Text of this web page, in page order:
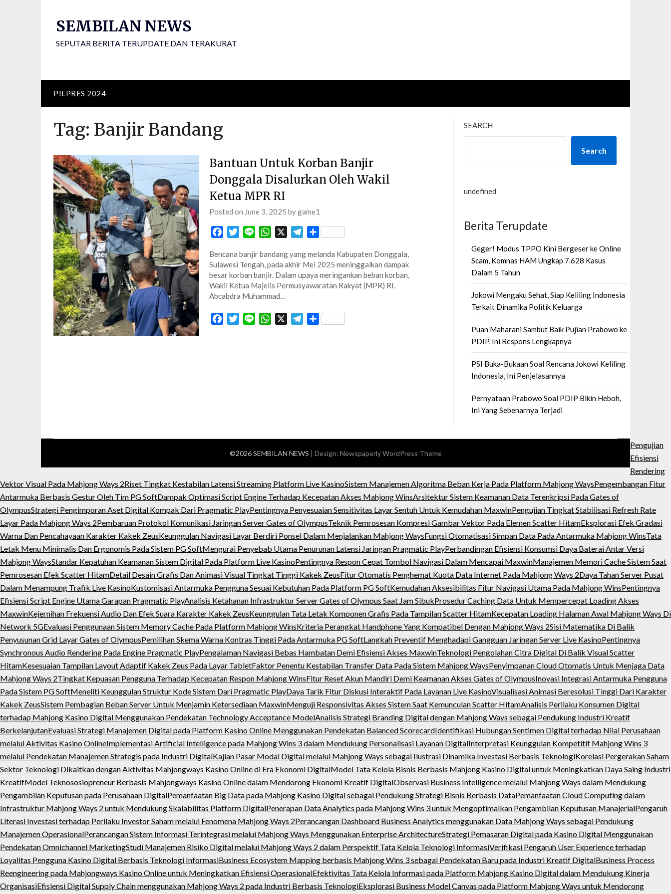
SEMBILAN NEWS
SEPUTAR BERITA TERUPDATE DAN TERAKURAT
PILPRES 2024
Tag: Banjir Bandang
Bantuan Untuk Korban Banjir
Donggala Disalurkan Oleh Wakil
Ketua MPR RI
Posted on June 3, 2025 bygame1
FacebookTwitterLine WhatsApp Telegram
Share
Bencana banjir bandang yang melanda Kabupaten Donggala,
Sulawesi Tengah, pada akhir Mei 2025 meninggalkan dampak
besar korban banjir. Dalam upaya meringankan beban korban,
Wakil Ketua Majelis Permusyawaratan Rakyat (MPR) RI,
Abcabdra Muhammad…
FacebookTwitterLine WhatsApp Telegram
Share
SEARCH
Search
undefined
Berita Terupdate
Geger! Modus TPPO Kini Bergeser ke Online
Scam, Komnas HAM Ungkap 7.628 Kasus
Dalam 5 Tahun
Jokowi Mengaku Sehat, Siap Keliling Indonesia
Terkait Dinamika Politik Keluarga
Puan Maharani Sambut Baik Pujian Prabowo ke
PDIP, Ini Respons Lengkapnya
PSI Buka-Bukaan Soal Rencana Jokowi Keliling
Indonesia, Ini Penjelasannya
Pernyataan Prabowo Soal PDIP Bikin Heboh,
Ini Yang Sebenarnya Terjadi
©2026 SEMBILAN NEWS | Design: Newspaperly WordPress Theme
Pengujian
Efisiensi
Rendering
Vektor Visual Pada Mahjong Ways 2Riset Tingkat Kestabilan Latensi Streaming Platform Live KasinoSistem Manajemen Algoritma Beban Kerja Pada Platform Mahjong WaysPengembangan Fitur
Antarmuka Berbasis Gestur Oleh Tim PG SoftDampak Optimasi Script Engine Terhadap Kecepatan Akses Mahjong WinsArsitektur Sistem Keamanan Data Terenkripsi Pada Gates of
OlympusStrategi Pengimporan Aset Digital Kompak Dari Pragmatic PlayPentingnya Penyesuaian Sensitivitas Layar Sentuh Untuk Kemudahan MaxwinPengujian Tingkat Stabilisasi Refresh Rate
Layar Pada Mahjong Ways 2Pembaruan Protokol Komunikasi Jaringan Server Gates of OlympusTeknik Pemrosesan Kompresi Gambar Vektor Pada Elemen Scatter HitamEksplorasi Efek Gradasi
Warna Dan Pencahayaan Karakter Kakek ZeusKeunggulan Navigasi Layar Berdiri Ponsel Dalam Menjalankan Mahjong WaysFungsi Otomatisasi Simpan Data Pada Antarmuka Mahjong WinsTata
Letak Menu Minimalis Dan Ergonomis Pada Sistem PG SoftMengurai Penyebab Utama Penurunan Latensi Jaringan Pragmatic PlayPerbandingan Efisiensi Konsumsi Daya Baterai Antar Versi
Mahjong WaysStandar Kepatuhan Keamanan Sistem Digital Pada Platform Live KasinoPentingnya Respon Cepat Tombol Navigasi Dalam Mencapai MaxwinManajemen Memori Cache Sistem Saat
Pemrosesan Efek Scatter HitamDetail Desain Grafis Dan Animasi Visual Tingkat Tinggi Kakek ZeusFitur Otomatis Penghemat Kuota Data Internet Pada Mahjong Ways 2Daya Tahan Server Pusat
Dalam Menampung Trafik Live KasinoKustomisasi Antarmuka Pengguna Sesuai Kebutuhan Pada Platform PG SoftKemudahan Aksesibilitas Fitur Navigasi Utama Pada Mahjong WinsPentingnya
Efisiensi Script Engine Utama Garapan Pragmatic PlayAnalisis Ketahanan Infrastruktur Server Gates of Olympus Saat Jam SibukProsedur Caching Data Untuk Mempercepat Loading Akses
MaxwinKejernihan Frekuensi Audio Dan Efek Suara Karakter Kakek ZeusKeunggulan Tata Letak Komponen Grafis Pada Tampilan Scatter HitamKecepatan Loading Halaman Awal Mahjong Ways Di
Network 5GEvaluasi Penggunaan Sistem Memory Cache Pada Platform Mahjong WinsKriteria Perangkat Handphone Yang Kompatibel Dengan Mahjong Ways 2Sisi Matematika Di Balik
Penyusunan Grid Layar Gates of OlympusPemilihan Skema Warna Kontras Tinggi Pada Antarmuka PG SoftLangkah Preventif Menghadapi Gangguan Jaringan Server Live KasinoPentingnya
Synchronous Audio Rendering Pada Engine Pragmatic PlayPengalaman Navigasi Bebas Hambatan Demi Efisiensi Akses MaxwinTeknologi Pengolahan Citra Digital Di Balik Visual Scatter
HitamKesesuaian Tampilan Layout Adaptif Kakek Zeus Pada Layar TabletFaktor Penentu Kestabilan Transfer Data Pada Sistem Mahjong WaysPenyimpanan Cloud Otomatis Untuk Menjaga Data
Mahjong Ways 2Tingkat Kepuasan Pengguna Terhadap Kecepatan Respon Mahjong WinsFitur Reset Akun Mandiri Demi Keamanan Akses Gates of OlympusInovasi Integrasi Antarmuka Pengguna
Pada Sistem PG SoftMeneliti Keunggulan Struktur Kode Sistem Dari Pragmatic PlayDaya Tarik Fitur Diskusi Interaktif Pada Layanan Live KasinoVisualisasi Animasi Beresolusi Tinggi Dari Karakter
Kakek ZeusSistem Pembagian Beban Server Untuk Menjamin Ketersediaan MaxwinMenguji Responsivitas Akses Sistem Saat Kemunculan Scatter HitamAnalisis Perilaku Konsumen Digital
terhadap Mahjong Kasino Digital Menggunakan Pendekatan Technology Acceptance ModelAnalisis Strategi Branding Digital dengan Mahjong Ways sebagai Pendukung Industri Kreatif
BerkelanjutanEvaluasi Strategi Manajemen Digital pada Platform Kasino Online Menggunakan Pendekatan Balanced ScorecardIdentifikasi Hubungan Sentimen Digital terhadap Nilai Perusahaan
melalui Aktivitas Kasino OnlineImplementasi Artificial Intelligence pada Mahjong Wins 3 dalam Mendukung Personalisasi Layanan DigitalInterpretasi Keunggulan Kompetitif Mahjong Wins 3
melalui Pendekatan Manajemen Strategis pada Industri DigitalKajian Pasar Modal Digital melalui Mahjong Ways sebagai Ilustrasi Dinamika Investasi Berbasis TeknologiKorelasi Pergerakan Saham
Sektor Teknologi Dikaitkan dengan Aktivitas Mahjongways Kasino Online di Era Ekonomi DigitalModel Tata Kelola Bisnis Berbasis Mahjong Kasino Digital untuk Meningkatkan Daya Saing Industri
KreatifModel Teknososiopreneur Berbasis Mahjongways Kasino Online dalam Mendorong Ekonomi Kreatif DigitalObservasi Business Intelligence melalui Mahjong Ways dalam Mendukung
Pengambilan Keputusan pada Perusahaan DigitalPemanfaatan Big Data pada Mahjong Kasino Digital sebagai Pendukung Strategi Bisnis Berbasis DataPemanfaatan Cloud Computing dalam
Infrastruktur Mahjong Ways 2 untuk Mendukung Skalabilitas Platform DigitalPenerapan Data Analytics pada Mahjong Wins 3 untuk Mengoptimalkan Pengambilan Keputusan ManajerialPengaruh
Literasi Investasi terhadap Perilaku Investor Saham melalui Fenomena Mahjong Ways 2Perancangan Dashboard Business Analytics menggunakan Data Mahjong Ways sebagai Pendukung
Manajemen OperasionalPerancangan Sistem Informasi Terintegrasi melalui Mahjong Ways Menggunakan Enterprise ArchitectureStrategi Pemasaran Digital pada Kasino Digital Menggunakan
Pendekatan Omnichannel MarketingStudi Manajemen Risiko Digital melalui Mahjong Ways 2 dalam Perspektif Tata Kelola Teknologi InformasiVerifikasi Pengaruh User Experience terhadap
Loyalitas Pengguna Kasino Digital Berbasis Teknologi InformasiBusiness Ecosystem Mapping berbasis Mahjong Wins 3 sebagai Pendekatan Baru pada Industri Kreatif DigitalBusiness Process
Reengineering pada Mahjongways Kasino Online untuk Meningkatkan Efisiensi OperasionalEfektivitas Tata Kelola Informasi pada Platform Mahjong Kasino Digital dalam Mendukung Kinerja
OrganisasiEfisiensi Digital Supply Chain menggunakan Mahjong Ways 2 pada Industri Berbasis TeknologiEksplorasi Business Model Canvas pada Platform Mahjong Ways untuk Mendorong